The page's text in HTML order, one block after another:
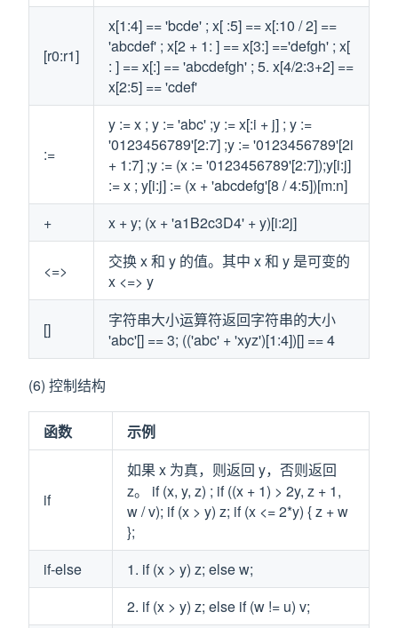
[r0:r1]
x[1:4] == 'bcde' ; x[ :5] == x[:10 / 2] ==
'abcdef' ; x[2 + 1: ] == x[3:] =='defgh' ; x[
: ] == x[:] == 'abcdefgh' ; 5. x[4/2:3+2] ==
x[2:5] == 'cdef'
:=
y := x ; y := 'abc' ;y := x[:i + j] ; y :=
'0123456789'[2:7] ;y := '0123456789'[2i
+ 1:7] ;y := (x := '0123456789'[2:7]);y[i:j]
:= x ; y[i:j] := (x + 'abcdefg'[8 / 4:5])[m:n]
+
x + y; (x + 'a1B2c3D4' + y)[i:2j]
<=>
交换 x 和 y 的值。其中 x 和 y 是可变的
x <=> y
[]
字符串大小运算符返回字符串的大小
'abc'[] == 3; (('abc' + 'xyz')[1:4])[] == 4
(6) 控制结构
函数 示例
if
如果 x 为真，则返回 y，否则返回
z。 if (x, y, z) ; if ((x + 1) > 2y, z + 1,
w / v); if (x > y) z; if (x <= 2*y) { z + w
};
if-else
1. if (x > y) z; else w;
2. if (x > y) z; else if (w != u) v;